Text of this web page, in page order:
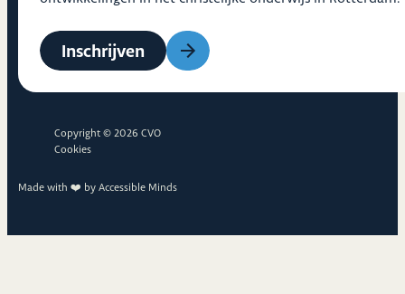
Inschrijven
Copyright © 2026 CVO
Cookies
Made with ❤️ by Accessible Minds